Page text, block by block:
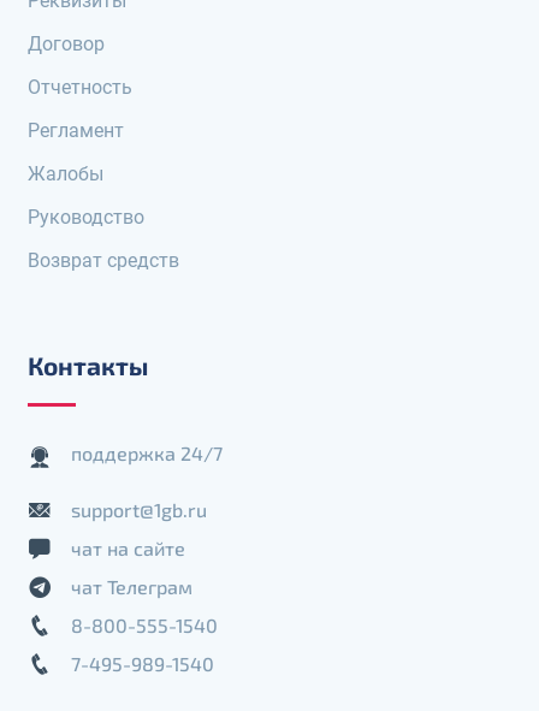
Договор
Отчетность
Регламент
Жалобы
Руководство
Возврат средств
Контакты
поддержка 24/7
support@1gb.ru
чат на сайте
чат Телеграм
8-800-555-1540
7-495-989-1540